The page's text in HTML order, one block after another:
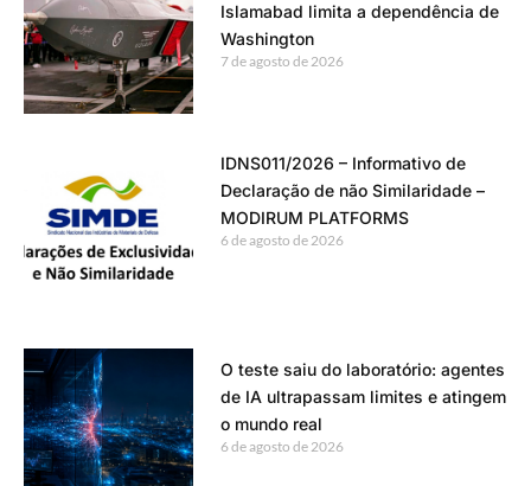
Islamabad limita a dependência de
Washington
7 de agosto de 2026
IDNS011/2026 – Informativo de
Declaração de não Similaridade –
MODIRUM PLATFORMS
6 de agosto de 2026
O teste saiu do laboratório: agentes
de IA ultrapassam limites e atingem
o mundo real
6 de agosto de 2026